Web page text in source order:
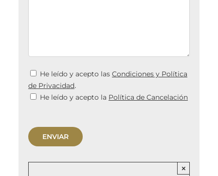
He leído y acepto las Condiciones y Política
de Privacidad.
He leído y acepto la Política de Cancelación
×